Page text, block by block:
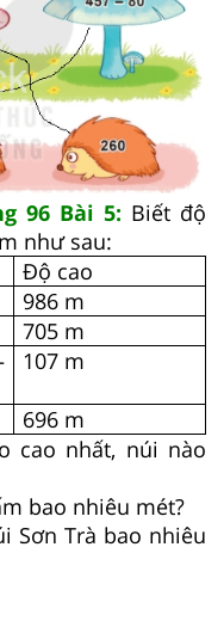
96 Bài 5: Biết độ
như sau:
Độ cao
986 m
705 m
107 m
696 m
cao nhất, núi nào
bao nhiêu mét?
Sơn Trà bao nhiêu